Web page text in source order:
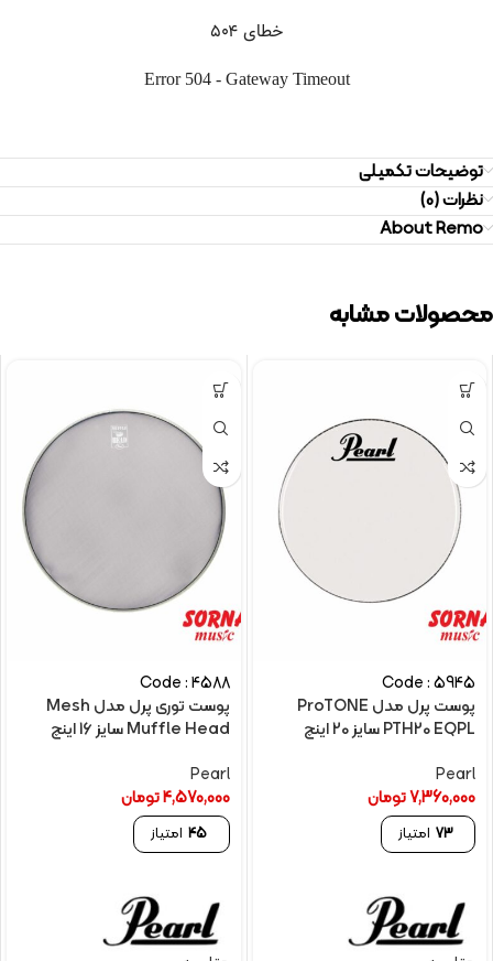
توضیحات تکمیلی
نظرات (0)
About Remo
محصولات مشابه
Code : 5945
پوست پرل مدل ProTONE
PTH20 EQPL سایز 20 اینچ
Pearl
7,360,000تومان
73 امتیاز
Code : 4588
پوست توری پرل مدل Mesh
Muffle Head سایز 16 اینچ
Pearl
4,570,000تومان
45 امتیاز